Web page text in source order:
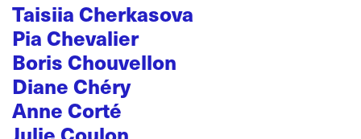
Taisiia Cherkasova
Pia Chevalier
Boris Chouvellon
Diane Chéry
Anne Corté